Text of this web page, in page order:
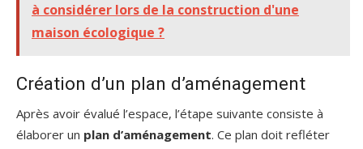
à considérer lors de la construction d'une
maison écologique ?
Création d’un plan d’aménagement
Après avoir évalué l’espace, l’étape suivante consiste à
élaborer un plan d’aménagement. Ce plan doit refléter